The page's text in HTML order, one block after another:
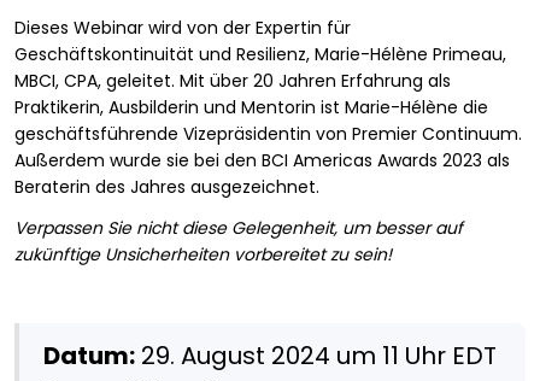
Dieses Webinar wird von der Expertin für
Geschäftskontinuität und Resilienz, Marie-Hélène Primeau,
MBCI, CPA, geleitet. Mit über 20 Jahren Erfahrung als
Praktikerin, Ausbilderin und Mentorin ist Marie-Hélène die
geschäftsführende Vizepräsidentin von Premier Continuum.
Außerdem wurde sie bei den BCI Americas Awards 2023 als
Beraterin des Jahres ausgezeichnet.
Verpassen Sie nicht diese Gelegenheit, um besser auf
zukünftige Unsicherheiten vorbereitet zu sein!
Datum: 29. August 2024 um 11 Uhr EDT